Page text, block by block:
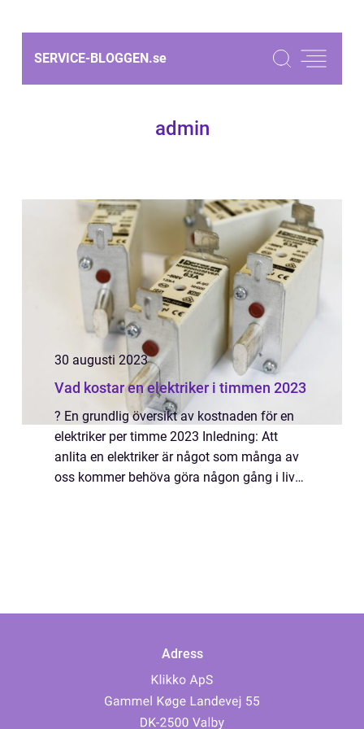
SERVICE-BLOGGEN.se
admin
30 augusti 2023
Vad kostar en elektriker i timmen 2023
? En grundlig översikt av kostnaden för en
elektriker per timme 2023 Inledning: Att
anlita en elektriker är något som många av
oss kommer behöva göra någon gång i livet.
Adress